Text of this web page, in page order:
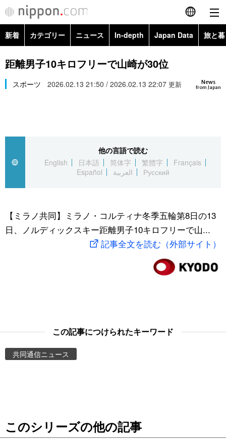
English
简体字
繁體字
العربية
社会
スポーツ・東京2020
旅と暮らし
Images
新着 カテゴリー ニュース In-depth Japan Data 旅と
政治・外交
経済・ビジネス
社会
文化
科学・技術
暮らし
Images
お知らせ
距離男子10キロフリーで山崎が30位
News
from Japan
スポーツ 2026.02.13 21:50 / 2026.02.13 22:07 更新
他の言語で読む
English
日本語 简体字 繁體字
Français
Español
العربية Русский
【ミラノ共同】ミラノ・コルティナ冬季五輪第8日の13
日、ノルディックスキー距離男子10キロフリーで山...
記事全文を読む（外部サイト）
この記事につけられたキーワード
共同通信ニュース
このシリーズの他の記事